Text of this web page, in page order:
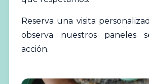
Reserva una visita
observa nuestros paneles
acción.